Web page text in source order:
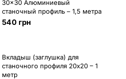
30x30 Алюминиевый
станочный профиль – 1,5 метра
540 грн
Вкладыш (заглушка) для
станочного профиля 20х20 – 1
метр